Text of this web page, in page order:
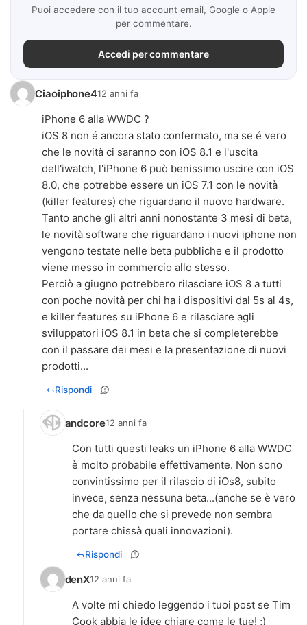
Puoi accedere con il tuo account email, Google o Apple
per commentare.
Accedi per commentare
Ciaoiphone412 anni fa
iPhone 6 alla WWDC ?
iOS 8 non é ancora stato confermato, ma se é vero
che le novità ci saranno con iOS 8.1 e l'uscita
dell'iwatch, l'iPhone 6 può benissimo uscire con iOS
8.0, che potrebbe essere un iOS 7.1 con le novità
(killer features) che riguardano il nuovo hardware.
Tanto anche gli altri anni nonostante 3 mesi di beta,
le novità software che riguardano i nuovi iphone non
vengono testate nelle beta pubbliche e il prodotto
viene messo in commercio allo stesso.
Perciò a giugno potrebbero rilasciare iOS 8 a tutti
con poche novità per chi ha i dispositivi dal 5s al 4s,
e killer features su iPhone 6 e rilasciare agli
sviluppatori iOS 8.1 in beta che si completerebbe
con il passare dei mesi e la presentazione di nuovi
prodotti...
Rispondi
andcore12 anni fa
Con tutti questi leaks un iPhone 6 alla WWDC
è molto probabile effettivamente. Non sono
convintissimo per il rilascio di iOs8, subito
invece, senza nessuna beta...(anche se è vero
che da quello che si prevede non sembra
portare chissà quali innovazioni).
Rispondi
denX12 anni fa
A volte mi chiedo leggendo i tuoi post se Tim
Cook abbia le idee chiare come le tue! ;)